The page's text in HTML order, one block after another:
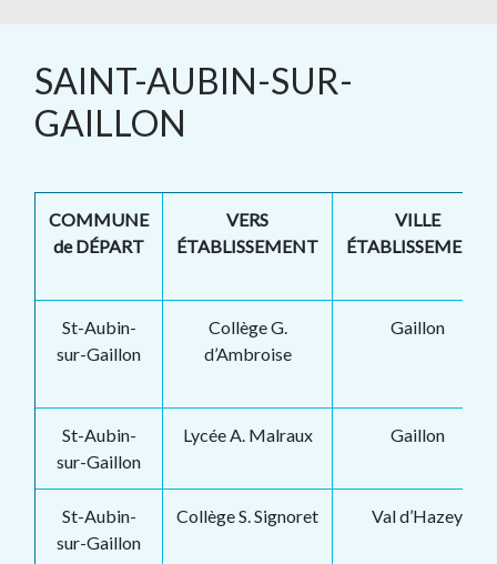
SAINT-AUBIN-SUR-
GAILLON
COMMUNE
de DÉPART
VERS
ÉTABLISSEMENT
VILLE
ÉTABLISSEMENT
St-Aubin-
sur-Gaillon
Collège G.
d’Ambroise
Gaillon
St-Aubin-
sur-Gaillon
Lycée A. Malraux Gaillon
St-Aubin-
sur-Gaillon
Collège S. Signoret Val d’Hazey